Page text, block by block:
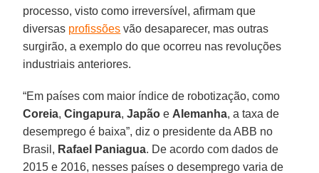
processo, visto como irreversível, afirmam que
diversas profissões vão desaparecer, mas outras
surgirão, a exemplo do que ocorreu nas revoluções
industriais anteriores.
“Em países com maior índice de robotização, como
Coreia,Cingapura,Japão e Alemanha, a taxa de
desemprego é baixa”, diz o presidente da ABB no
Brasil, Rafael Paniagua. De acordo com dados de
2015 e 2016, nesses países o desemprego varia de